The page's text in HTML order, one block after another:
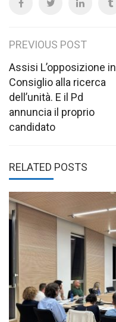
Post
navigation
PREVIOUS POST
Assisi L’opposizione in
Consiglio alla ricerca
dell’unità. E il Pd
annuncia il proprio
candidato
RELATED POSTS